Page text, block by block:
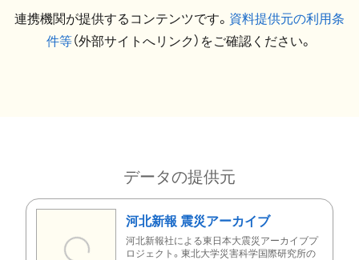
連携機関が提供するコンテンツです。 資料提供元の利用条
件等（外部サイトへリンク）をご確認ください。
データの提供元
河北新報 震災アーカイブ
河北新報社による東日本大震災アーカイブプ
ロジェクト。東北大学災害科学国際研究所の